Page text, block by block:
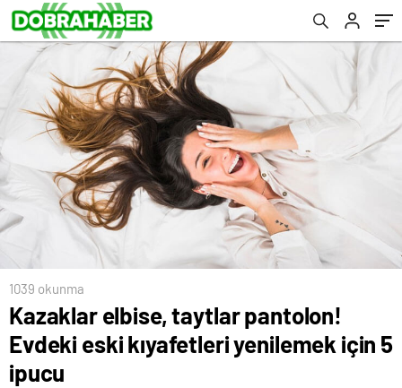
1039 okunma
Kazaklar elbise, taytlar pantolon!
Evdeki eski kıyafetleri yenilemek için 5
ipucu